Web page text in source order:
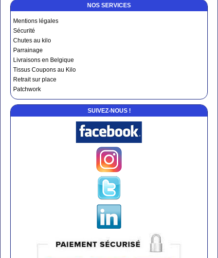
NOS SERVICES
Mentions légales
Sécurité
Chutes au kilo
Parrainage
Livraisons en Belgique
Tissus Coupons au Kilo
Retrait sur place
Patchwork
SUIVEZ-NOUS !